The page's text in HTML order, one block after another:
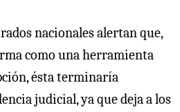
nacionales alertan que,
como una herramienta
ésta terminaría
judicial, ya que deja a los